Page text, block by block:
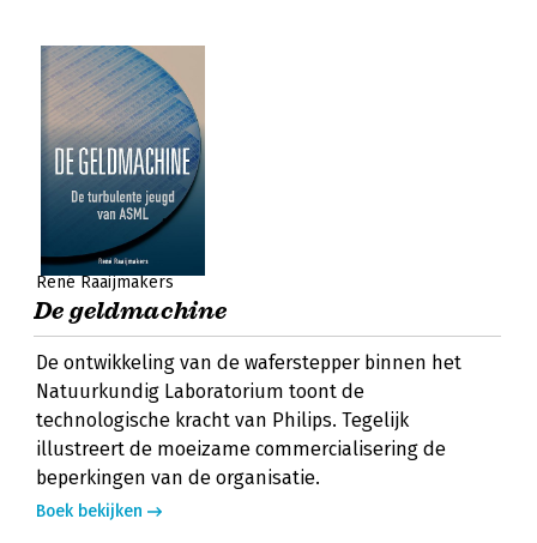
René Raaijmakers
De geldmachine
De ontwikkeling van de waferstepper binnen het
Natuurkundig Laboratorium toont de
technologische kracht van Philips. Tegelijk
illustreert de moeizame commercialisering de
beperkingen van de organisatie.
Boek bekijken